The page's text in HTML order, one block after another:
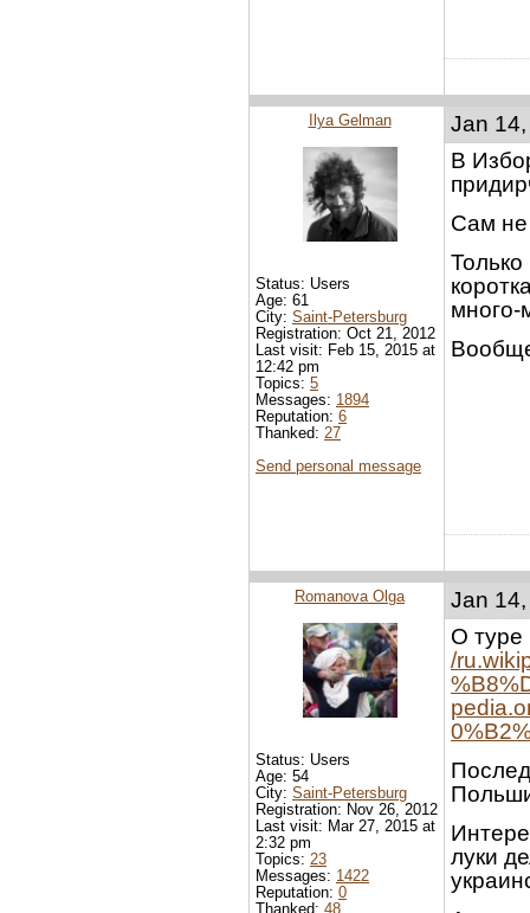
Jan
В
Сам не
Только
много-
Ilya Gelman
Status: Users
Age: 61
City: Saint-Petersburg
Registration: Oct 21, 2012
Last visit: Feb 15, 2015 at
12:42 pm
Topics: 5
Messages: 1894
Reputation: 6
Thanked: 27
Send personal message
Jan
О туре
/
луки
Romanova Olga
Status: Users
Age: 54
City: Saint-Petersburg
Registration: Nov 26, 2012
Last visit: Mar 27, 2015 at
2:32 pm
Topics: 23
Messages: 1422
Reputation: 0
Thanked: 48